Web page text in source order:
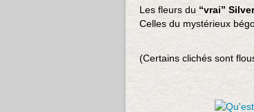
Les fleurs du “vrai”
Celles du mystérieux
(Certains clichés sont